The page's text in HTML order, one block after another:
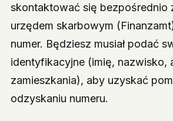
skontaktować się bezpośrednio
urzędem skarbowym
numer. Będziesz musiał podać
identyfikacyjne (imię, nazwisko,
zamieszkania), aby uzyskać
odzyskaniu numeru.